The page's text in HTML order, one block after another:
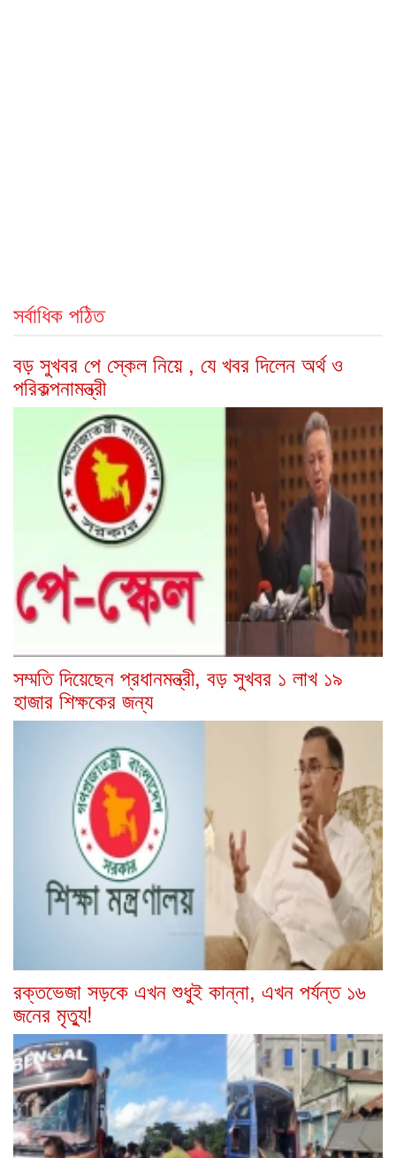
সর্বাধিক পঠিত
বড় সুখবর পে স্কেল নিয়ে , যে খবর দিলেন অর্থ ও
পরিকল্পনামন্ত্রী
সম্মতি দিয়েছেন প্রধানমন্ত্রী, বড় সুখবর ১ লাখ ১৯
হাজার শিক্ষকের জন্য
রক্তভেজা সড়কে এখন শুধুই কান্না, এখন পর্যন্ত ১৬
জনের মৃত্যু!